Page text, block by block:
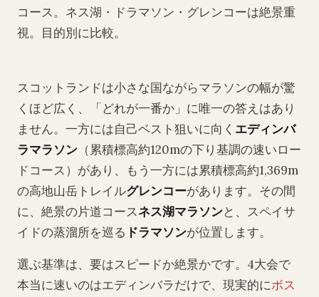
コース。ネス湖・ドラマソン・グレンコーは絶景重
視。目的別に比較。
スコットランドは小さな国ながらマラソンの幅が驚
くほど広く、「どれが一番か」に唯一の答えはあり
ません。一方には自己ベスト狙いに向く エディンバ
ラマラソン （累積標高約120mの下り基調の速いロー
ドコース）があり、もう一方には累積標高約1,369m
の高地山岳トレイルグレンコーがあります。その間
に、絶景の片道コースネス湖マラソンと、スペイサ
イドの蒸溜所を巡る ドラマソンが位置します。
選ぶ基準は、要はスピードか絶景かです。4大会で
本当に速いのはエディンバラだけで、現実的にボス